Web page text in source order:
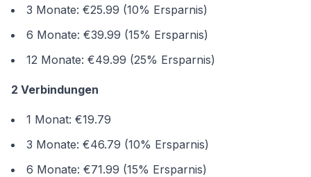
3 Monate: €25.99 (10% Ersparnis)
6 Monate: €39.99 (15% Ersparnis)
12 Monate: €49.99 (25% Ersparnis)
2 Verbindungen
1 Monat: €19.79
3 Monate: €46.79 (10% Ersparnis)
6 Monate: €71.99 (15% Ersparnis)